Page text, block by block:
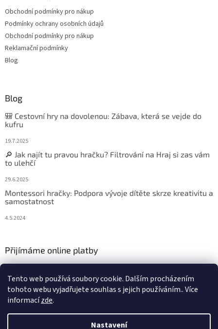
Tento web používá soubory cookie. Dalším procházením
tohoto webu vyjadřujete souhlas s jejich používáním.. Více
informacízde.
Nastavení
Obchodní podmínky pro nákup
Podmínky ochrany osobních údajů
Obchodní podmínky pro nákup
Reklamační podmínky
Blog
Blog
🎒 Cestovní hry na dovolenou: Zábava, která se vejde do
kufru
19.7.2025
🔎 Jak najít tu pravou hračku? Filtrování na Hraj si zas vám
to ulehčí
29.6.2025
Montessori hračky: Podpora vývoje dítěte skrze kreativitu a
samostatnost
4.5.2024
Přijímáme online platby